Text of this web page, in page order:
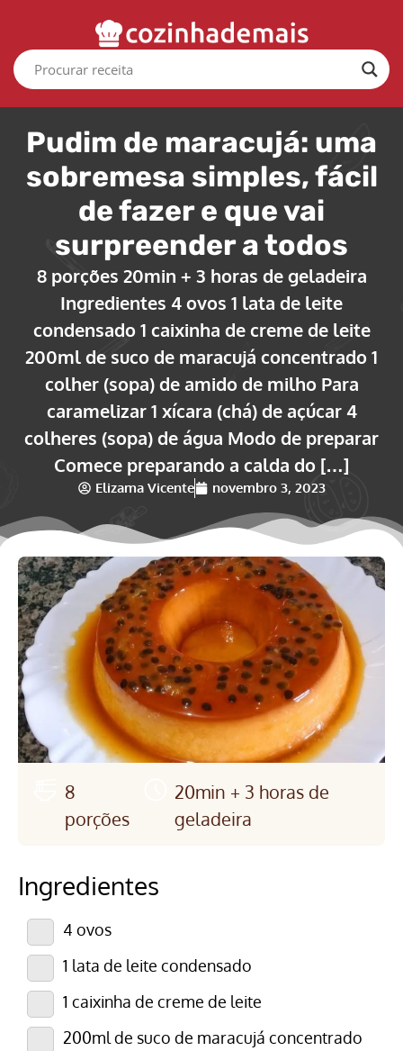
Pudim de maracujá: uma
sobremesa simples, fácil
de fazer e que vai
surpreender a todos
8 porções 20min + 3 horas de geladeira
Ingredientes 4 ovos 1 lata de leite
condensado 1 caixinha de creme de leite
200ml de suco de maracujá concentrado 1
colher (sopa) de amido de milho Para
caramelizar 1 xícara (chá) de açúcar 4
colheres (sopa) de água Modo de preparar
Comece preparando a calda do […]
Elizama Vicente novembro 3, 2023
8
porções
20min + 3 horas de
geladeira
Ingredientes
4 ovos
1 lata de leite condensado
1 caixinha de creme de leite
200ml de suco de maracujá concentrado